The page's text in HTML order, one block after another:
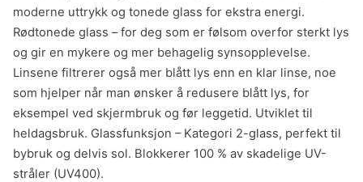
moderne uttrykk og tonede glass for ekstra energi.
Rødtonede glass – for deg som er følsom overfor sterkt lys
og gir en mykere og mer behagelig synsopplevelse.
Linsene filtrerer også mer blått lys enn en klar linse, noe
som hjelper når man ønsker å redusere blått lys, for
eksempel ved skjermbruk og før leggetid. Utviklet til
heldagsbruk. Glassfunksjon – Kategori 2-glass, perfekt til
bybruk og delvis sol. Blokkerer 100 % av skadelige UV-
stråler (UV400).